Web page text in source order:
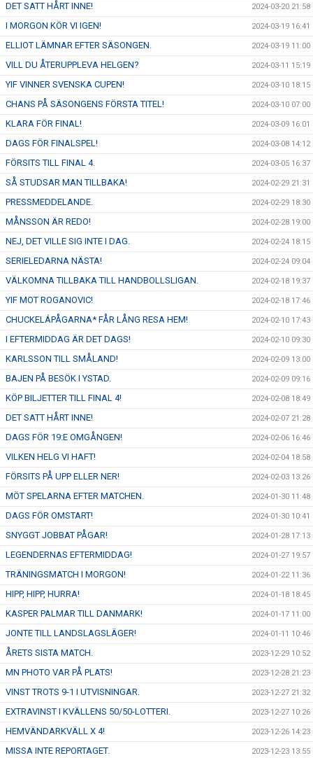
DET SATT HÅRT INNE! 2024-03-20 21:58
I MORGON KÖR VI IGEN! 2024-03-19 16:41
ELLIOT LÄMNAR EFTER SÄSONGEN. 2024-03-19 11:00
VILL DU ÅTERUPPLEVA HELGEN? 2024-03-11 15:19
YIF VINNER SVENSKA CUPEN! 2024-03-10 18:15
CHANS PÅ SÄSONGENS FÖRSTA TITEL! 2024-03-10 07:00
KLARA FÖR FINAL! 2024-03-09 16:01
DAGS FÖR FINALSPEL! 2024-03-08 14:12
FÖRSITS TILL FINAL 4. 2024-03-05 16:37
SÅ STUDSAR MAN TILLBAKA! 2024-02-29 21:31
PRESSMEDDELANDE. 2024-02-29 18:30
MÅNSSON ÄR REDO! 2024-02-28 19:00
NEJ, DET VILLE SIG INTE I DAG. 2024-02-24 18:15
SERIELEDARNA NÄSTA! 2024-02-24 09:04
VÄLKOMNA TILLBAKA TILL HANDBOLLSLIGAN. 2024-02-18 19:37
YIF MOT ROGANOVIC! 2024-02-18 17:46
CHUCKELÁPÅGARNA* FÅR LÅNG RESA HEM! 2024-02-10 17:43
I EFTERMIDDAG ÄR DET DAGS! 2024-02-10 09:30
KARLSSON TILL SMÅLAND! 2024-02-09 13:00
BAJEN PÅ BESÖK I YSTAD. 2024-02-09 09:16
KÖP BILJETTER TILL FINAL 4! 2024-02-08 18:49
DET SATT HÅRT INNE! 2024-02-07 21:28
DAGS FÖR 19:E OMGÅNGEN! 2024-02-06 16:46
VILKEN HELG VI HAFT! 2024-02-04 18:58
FÖRSITS PÅ UPP ELLER NER! 2024-02-03 13:26
MÖT SPELARNA EFTER MATCHEN. 2024-01-30 11:48
DAGS FÖR OMSTART! 2024-01-30 10:41
SNYGGT JOBBAT PÅGAR! 2024-01-28 17:13
LEGENDERNAS EFTERMIDDAG! 2024-01-27 19:57
TRÄNINGSMATCH I MORGON! 2024-01-22 11:36
HIPP, HIPP, HURRA! 2024-01-18 18:45
KASPER PALMAR TILL DANMARK! 2024-01-17 11:00
JONTE TILL LANDSLAGSLÄGER! 2024-01-11 10:46
ÅRETS SISTA MATCH. 2023-12-29 10:52
MN PHOTO VAR PÅ PLATS! 2023-12-28 21:23
VINST TROTS 9-1 I UTVISNINGAR. 2023-12-27 21:32
EXTRAVINST I KVÄLLENS 50/50-LOTTERI. 2023-12-27 10:26
HEMVÄNDARKVÄLL X 4! 2023-12-26 14:23
MISSA INTE REPORTAGET. 2023-12-23 13:55